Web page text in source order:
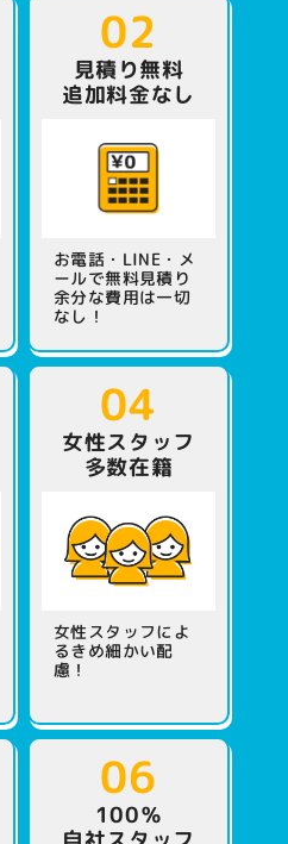
02
見積り無料
追加料金なし
お電話・LINE・メ
ールで無料見積り
余分な費用は一切
なし！
04
女性スタッフ
多数在籍
女性スタッフによ
るきめ細かい配
慮！
06
100％